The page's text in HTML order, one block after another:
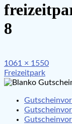
8
Full
size
1061 × 1550
Freizeitpark